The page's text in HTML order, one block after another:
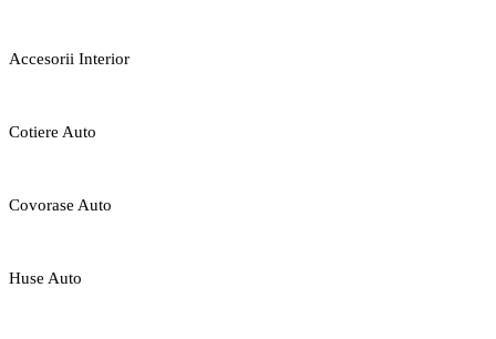
Accesorii Interior
Cotiere Auto
Covorase Auto
Huse Auto